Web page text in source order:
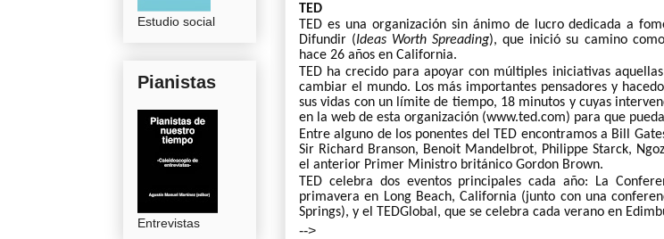
TED
TED es una organización sin ánimo de lucro dedicada a
Difundir (Ideas Worth Spreading), que inició su camino
hace 26 años en California.
TED ha crecido para apoyar con múltiples iniciativas
cambiar el mundo. Los más importantes pensadores y
sus vidas con un límite de tiempo, 18 minutos y cuyas
en la web de esta organización (www.ted.com) para que
Entre alguno de los ponentes del TED encontramos a Bill
Sir Richard Branson, Benoit Mandelbrot, Philippe Starck,
el anterior Primer Ministro británico Gordon Brown.
TED celebra dos eventos principales cada año: La
primavera en Long Beach, California (junto con una
Springs), y el TEDGlobal, que se celebra cada verano en
-->
Estudio social
Pianistas
Entrevistas